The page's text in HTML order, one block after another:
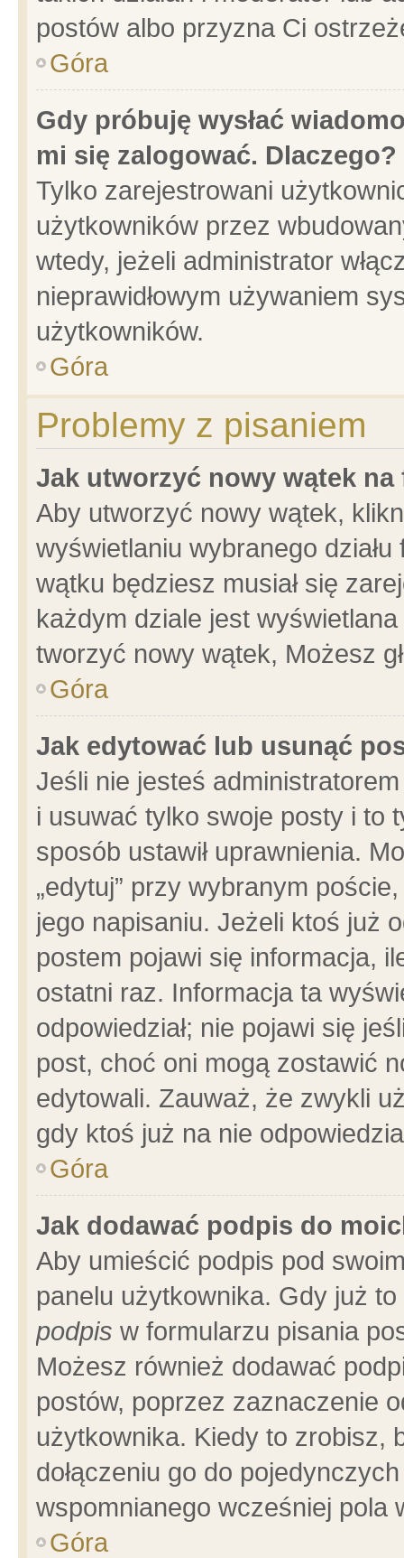
postów albo przyzna Ci
Góra
Gdy próbuję wysłać
mi się zalogować. Dlaczego?
Tylko zarejestrowani
użytkowników przez
wtedy, jeżeli administrator
nieprawidłowym używaniem
użytkowników.
Góra
Problemy z pisaniem
Jak utworzyć nowy wątek na
Aby utworzyć nowy wątek,
wyświetlaniu wybranego
wątku będziesz musiał się
każdym dziale jest
tworzyć nowy wątek, Możesz
Góra
Jak edytować lub usunąć
Jeśli nie jesteś
i usuwać tylko swoje posty i to
sposób ustawił uprawnienia.
„edytuj” przy wybranym
jego napisaniu. Jeżeli ktoś już
postem pojawi się informacja,
ostatni raz. Informacja ta
odpowiedział; nie pojawi się
post, choć oni mogą zostawić
edytowali. Zauważ, że zwykli
gdy ktoś już na nie
Góra
Jak dodawać podpis do
Aby umieścić podpis pod
panelu użytkownika. Gdy już
podpis w formularzu pisania
Możesz również dodawać
postów, poprzez zaznaczenie
użytkownika. Kiedy to zrobisz,
dołączeniu go do
wspomnianego wcześniej pola
Góra